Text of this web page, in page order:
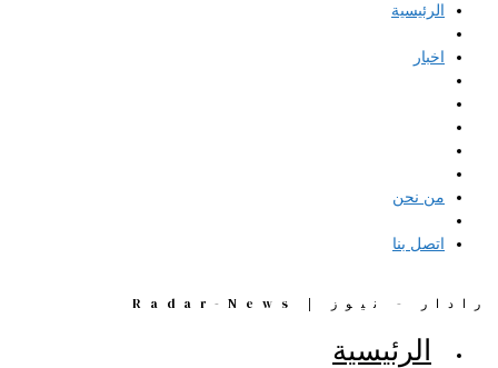
الرئيسية
اخبار
من نحن
اتصل بنا
رادار - نيوز | Radar-News
الرئيسية